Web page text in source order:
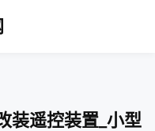
装遥控装置_小型